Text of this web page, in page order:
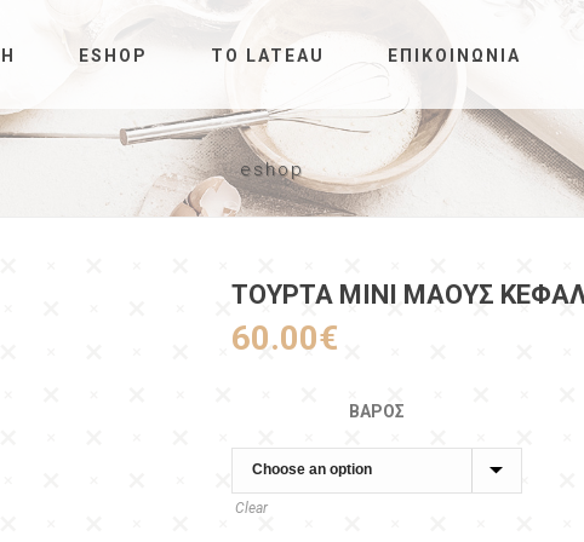
ESHOP ΤΟ LATEAU ΕΠΙΚΟΙΝΩΝΊΑ
eshop
ΤΟΥΡΤΑ ΜΙΝΙ ΜΆΟΥΣ
60.00€
ΒΆΡΟΣ
Clear